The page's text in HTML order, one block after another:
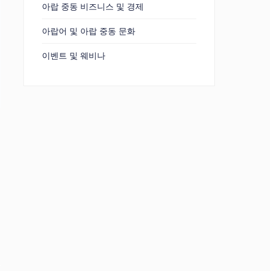
아랍 중동 비즈니스 및 경제
아랍어 및 아랍 중동 문화
이벤트 및 웨비나